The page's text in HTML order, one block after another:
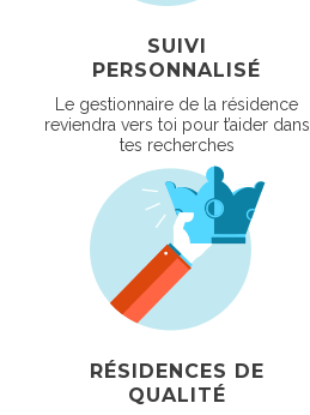
SUIVI
PERSONNALISÉ
Le gestionnaire de la résidence
reviendra vers toi pour t’aider dans
tes recherches
RÉSIDENCES DE
QUALITÉ